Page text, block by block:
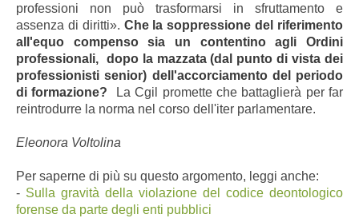
professioni non può trasformarsi in sfruttamento e
assenza di diritti». Che la soppressione del riferimento
all'equo compenso sia un contentino agli Ordini
professionali, dopo la mazzata (dal punto di vista dei
professionisti senior) dell'accorciamento del periodo
di formazione? La Cgil promette che battaglierà per far
reintrodurre la norma nel corso dell'iter parlamentare.
Eleonora Voltolina
Per saperne di più su questo argomento, leggi anche:
- Sulla gravità della violazione del codice deontologico
forense da parte degli enti pubblici